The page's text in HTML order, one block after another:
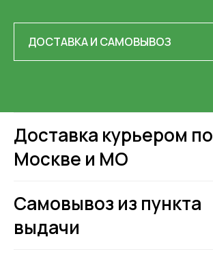
Доставка курьером по
Москве и МО
Самовывоз из пункта
выдачи